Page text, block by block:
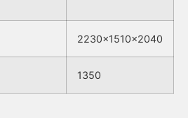
2230x1510x2040
1350